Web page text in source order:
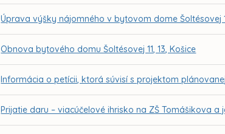
Úprava výšky nájomného v bytovom dome Šoltésovej
Obnova bytového domu Šoltésovej 11, 13, Košice
Informácia o petícii, ktorá súvisí s projektom
Prijatie daru – viacúčelové ihrisko na ZŠ Tomášikova a